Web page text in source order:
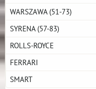
WARSZAWA (51-73)
SYRENA (57-83)
ROLLS-ROYCE
FERRARI
SMART